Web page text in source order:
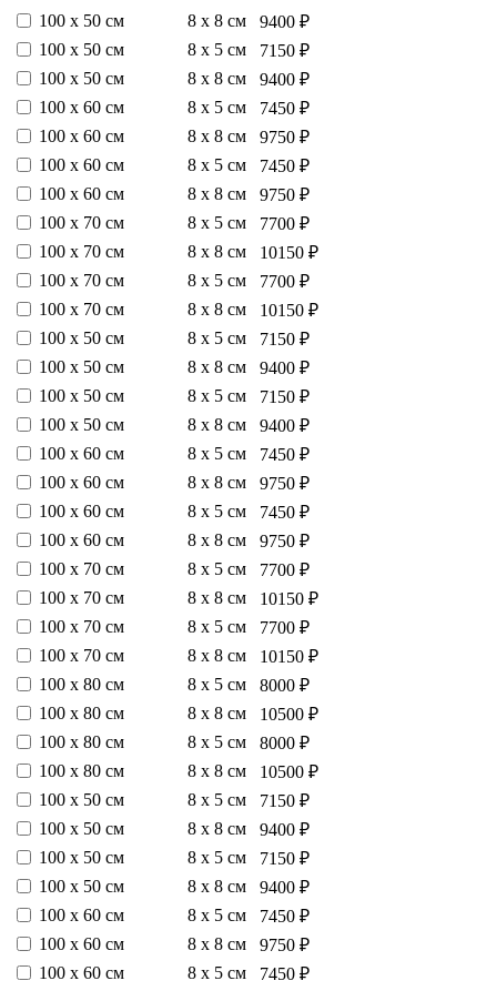
100 х 50 см
8 х 8 см
9400 ₽
100 х 50 см
8 х 5 см
7150 ₽
100 х 50 см
8 х 8 см
9400 ₽
100 х 60 см
8 х 5 см
7450 ₽
100 х 60 см
8 х 8 см
9750 ₽
100 х 60 см
8 х 5 см
7450 ₽
100 х 60 см
8 х 8 см
9750 ₽
100 х 70 см
8 х 5 см
7700 ₽
100 х 70 см
8 х 8 см
10150 ₽
100 х 70 см
8 х 5 см
7700 ₽
100 х 70 см
8 х 8 см
10150 ₽
100 х 50 см
8 х 5 см
7150 ₽
100 х 50 см
8 х 8 см
9400 ₽
100 х 50 см
8 х 5 см
7150 ₽
100 х 50 см
8 х 8 см
9400 ₽
100 х 60 см
8 х 5 см
7450 ₽
100 х 60 см
8 х 8 см
9750 ₽
100 х 60 см
8 х 5 см
7450 ₽
100 х 60 см
8 х 8 см
9750 ₽
100 х 70 см
8 х 5 см
7700 ₽
100 х 70 см
8 х 8 см
10150 ₽
100 х 70 см
8 х 5 см
7700 ₽
100 х 70 см
8 х 8 см
10150 ₽
100 х 80 см
8 х 5 см
8000 ₽
100 х 80 см
8 х 8 см
10500 ₽
100 х 80 см
8 х 5 см
8000 ₽
100 х 80 см
8 х 8 см
10500 ₽
100 х 50 см
8 х 5 см
7150 ₽
100 х 50 см
8 х 8 см
9400 ₽
100 х 50 см
8 х 5 см
7150 ₽
100 х 50 см
8 х 8 см
9400 ₽
100 х 60 см
8 х 5 см
7450 ₽
100 х 60 см
8 х 8 см
9750 ₽
100 х 60 см
8 х 5 см
7450 ₽